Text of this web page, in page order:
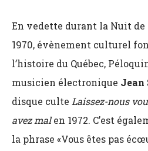
En vedette durant la Nuit de
1970, évènement culturel
l’histoire du Québec,
musicien électronique Jean
disque culte Laissez-nous
avez malen 1972. C’est
la phrase «Vous êtes pas